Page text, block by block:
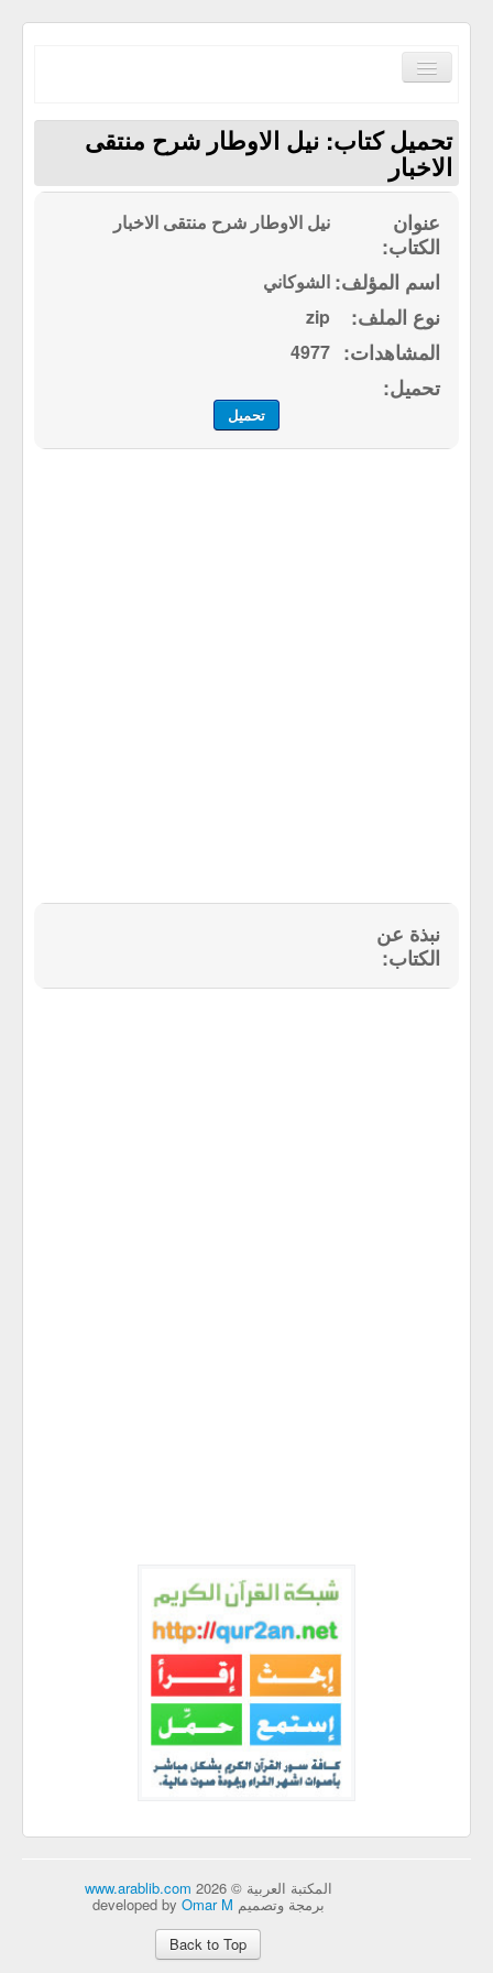
Toggle
Navigation
الصفحة الرئيسية
مكتبة القرآن الكريم
سياسة الموقع
تحميل كتاب: نيل الاوطار شرح منتقى
الاخبار
نيل الاوطار شرح منتقى الاخبار
الشوكاني
zip
4977
تحميل
المكتبة العربية © 2026 www.arablib.com
برمجة وتصميم developed by Omar M
Back to Top